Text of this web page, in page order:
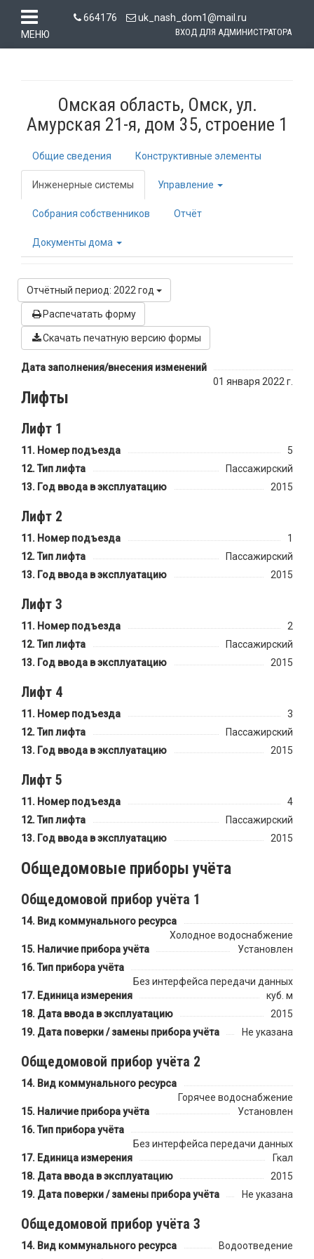
МЕНЮ
664176 uk_nash_dom1@mail.ru
ВХОД ДЛЯ АДМИНИСТРАТОРА
Омская область, Омск, ул.
Амурская 21-я, дом 35, строение 1
Общие сведения Конструктивные элементы
Инженерные системы Управление
Собрания собственников Отчёт
Документы дома
Отчётный период: 2022 год
Распечатать форму
Скачать печатную версию формы
Дата заполнения/внесения изменений
01 января 2022 г.
Лифты
Лифт 1
Номер подъезда
5
Тип лифта
Пассажирский
Год ввода в эксплуатацию
2015
Лифт 2
Номер подъезда
1
Тип лифта
Пассажирский
Год ввода в эксплуатацию
2015
Лифт 3
Номер подъезда
2
Тип лифта
Пассажирский
Год ввода в эксплуатацию
2015
Лифт 4
Номер подъезда
3
Тип лифта
Пассажирский
Год ввода в эксплуатацию
2015
Лифт 5
Номер подъезда
4
Тип лифта
Пассажирский
Год ввода в эксплуатацию
2015
Общедомовые приборы учёта
Общедомовой прибор учёта 1
Вид коммунального ресурса
Холодное водоснабжение
Наличие прибора учёта
Установлен
Тип прибора учёта
Без интерфейса передачи данных
Единица измерения
куб. м
Дата ввода в эксплуатацию
2015
Дата поверки / замены прибора учёта
Не указана
Общедомовой прибор учёта 2
Вид коммунального ресурса
Горячее водоснабжение
Наличие прибора учёта
Установлен
Тип прибора учёта
Без интерфейса передачи данных
Единица измерения
Гкал
Дата ввода в эксплуатацию
2015
Дата поверки / замены прибора учёта
Не указана
Общедомовой прибор учёта 3
Вид коммунального ресурса
Водоотведение